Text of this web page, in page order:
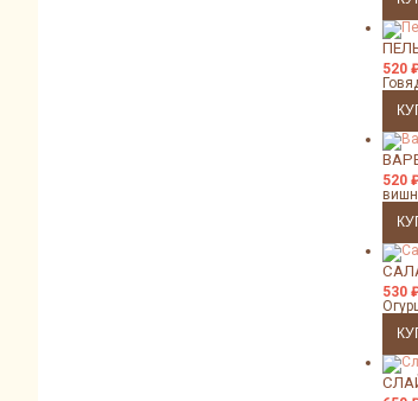
520
520
530